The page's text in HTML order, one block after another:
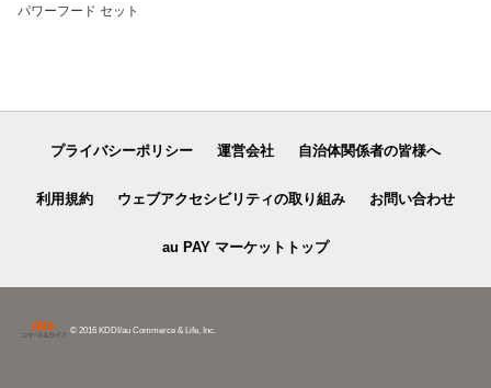
パワーフード セット
プライバシーポリシー 運営会社 自治体関係者の皆様へ
利用規約 ウェブアクセシビリティの取り組み お問い合わせ
au PAY マーケットトップ
© 2016 KDDI/au Commerce & Life, Inc.